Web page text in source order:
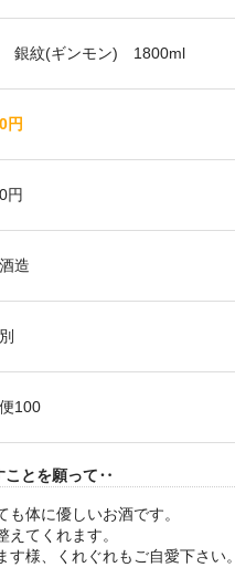
銀紋(ギンモン) 1800ml
円
円
造
100
ことを願って‥
体に優しいお酒です。
てくれます。
様、くれぐれもご自愛下さい。